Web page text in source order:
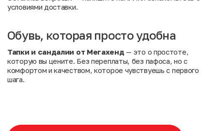
условиями доставки.
Обувь, которая просто удобна
Тапки и сандалии от Мегахенд — это о простоте,
которую вы цените. Без переплаты, без пафоса, но с
комфортом и качеством, которое чувствуешь с первого
шага.